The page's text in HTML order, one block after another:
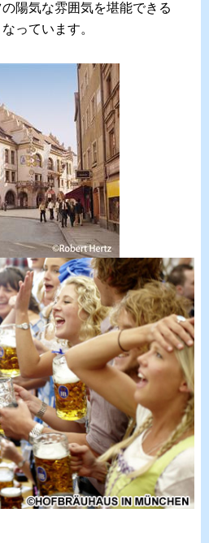
陽気な雰囲気を堪能できる
っています。